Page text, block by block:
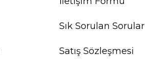
Sık Sorulan Sorular
Satış Sözleşmesi